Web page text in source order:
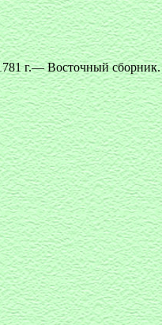
г.— Восточный